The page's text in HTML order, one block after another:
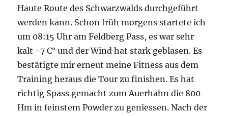
Haute Route des Schwarzwalds durchgeführt
werden kann. Schon früh morgens startete ich
um 08:15 Uhr am Feldberg Pass, es war sehr
kalt -7 C° und der Wind hat stark geblasen. Es
bestätigte mir erneut meine Fitness aus dem
Training heraus die Tour zu finishen. Es hat
richtig Spass gemacht zum Auerhahn die 800
Hm in feinstem Powder zu geniessen. Nach der